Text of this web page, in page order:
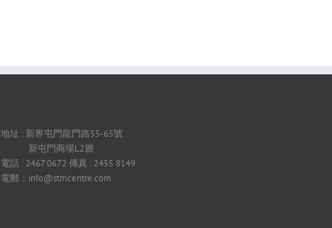
地址 : 新界屯門龍門路55-65號
新屯門商場L2層
電話 : 2467 0672 傳真 : 2455 8149
電郵：info@stmcentre.com